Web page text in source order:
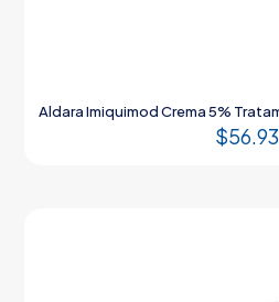
Aldara Imiquimod Crema 5%
$56.93